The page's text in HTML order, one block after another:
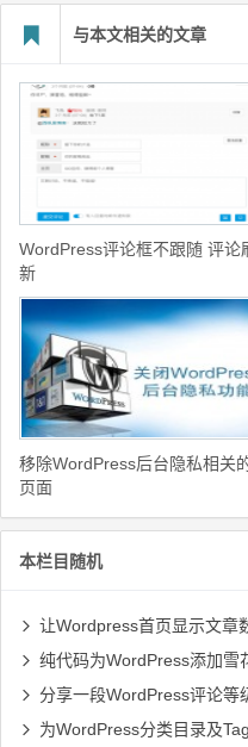
与本文相关的文章
WordPress评论框不跟随 评论
新
移除WordPress后台隐私相关
页面
本栏目随机
让Wordpress首页显示文章
纯代码为WordPress添加雪
分享一段WordPress评论等
为WordPress分类目录及